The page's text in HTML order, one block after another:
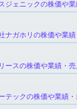
ジェニックの株価や
ナガホリの株価や業
ースの株価や業績・
テックの株価や業績